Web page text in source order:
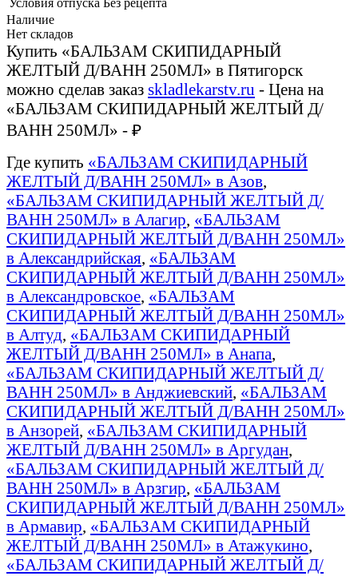
Наличие
Нет складов
Купить «БАЛЬЗАМ СКИПИДАРНЫЙ
ЖЕЛТЫЙ Д/ВАНН 250МЛ» в Пятигорск
можно сделав заказ skladlekarstv.ru - Цена на
«БАЛЬЗАМ СКИПИДАРНЫЙ ЖЕЛТЫЙ Д/
ВАНН 250МЛ» - ₽
Где купить «БАЛЬЗАМ СКИПИДАРНЫЙ
ЖЕЛТЫЙ Д/ВАНН 250МЛ» в Азов,
«БАЛЬЗАМ СКИПИДАРНЫЙ ЖЕЛТЫЙ Д/
ВАНН 250МЛ» в Алагир, «БАЛЬЗАМ
СКИПИДАРНЫЙ ЖЕЛТЫЙ Д/ВАНН 250МЛ»
в Александрийская, «БАЛЬЗАМ
СКИПИДАРНЫЙ ЖЕЛТЫЙ Д/ВАНН 250МЛ»
в Александровское, «БАЛЬЗАМ
СКИПИДАРНЫЙ ЖЕЛТЫЙ Д/ВАНН 250МЛ»
в Алтуд, «БАЛЬЗАМ СКИПИДАРНЫЙ
ЖЕЛТЫЙ Д/ВАНН 250МЛ» в Анапа,
«БАЛЬЗАМ СКИПИДАРНЫЙ ЖЕЛТЫЙ Д/
ВАНН 250МЛ» в Анджиевский, «БАЛЬЗАМ
СКИПИДАРНЫЙ ЖЕЛТЫЙ Д/ВАНН 250МЛ»
в Анзорей, «БАЛЬЗАМ СКИПИДАРНЫЙ
ЖЕЛТЫЙ Д/ВАНН 250МЛ» в Аргудан,
«БАЛЬЗАМ СКИПИДАРНЫЙ ЖЕЛТЫЙ Д/
ВАНН 250МЛ» в Арзгир, «БАЛЬЗАМ
СКИПИДАРНЫЙ ЖЕЛТЫЙ Д/ВАНН 250МЛ»
в Армавир, «БАЛЬЗАМ СКИПИДАРНЫЙ
ЖЕЛТЫЙ Д/ВАНН 250МЛ» в Атажукино,
«БАЛЬЗАМ СКИПИДАРНЫЙ ЖЕЛТЫЙ Д/